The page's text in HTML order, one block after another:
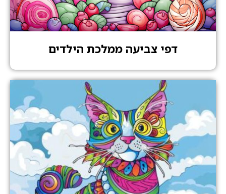
דפי צביעה ממלכת הילדים